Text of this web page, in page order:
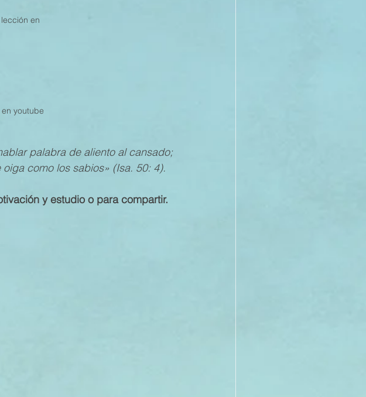
en
youtube
palabra de aliento al cansado;
como los sabios» (Isa. 50: 4).
y estudio o para compartir.